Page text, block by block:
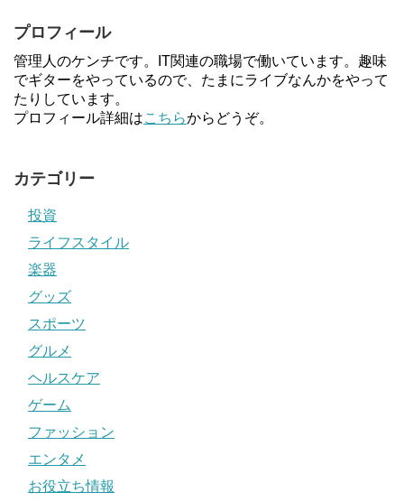
プロフィール
管理人のケンチです。IT関連の職場で働いています。趣味
でギターをやっているので、たまにライブなんかをやって
たりしています。
プロフィール詳細はこちらからどうぞ。
カテゴリー
投資
ライフスタイル
楽器
グッズ
スポーツ
グルメ
ヘルスケア
ゲーム
ファッション
エンタメ
お役立ち情報